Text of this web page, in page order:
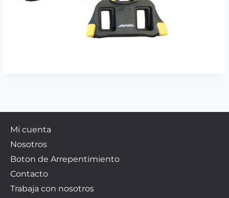
Mi cuenta
Nosotros
Boton de Arrepentimiento
Contacto
Trabaja con nosotros